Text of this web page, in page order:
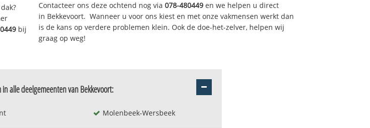
bij
Contacteer ons deze ochtend nog via 078-480449 en we helpen u direct
in Bekkevoort. Wanneer u voor ons kiest en met onze vakmensen werkt dan
is de kans op verdere problemen klein. Ook de doe-het-zelver, helpen wij
graag op weg!
in alle deelgemeenten van Bekkevoort:
Molenbeek-Wersbeek